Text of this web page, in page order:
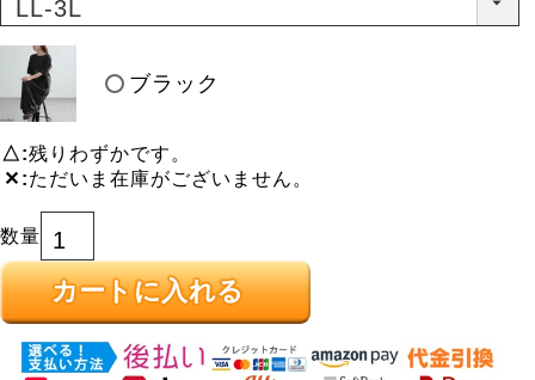
ブラック
△ 残りわずかです。
✕ ただいま在庫がございません。
カートに入れる